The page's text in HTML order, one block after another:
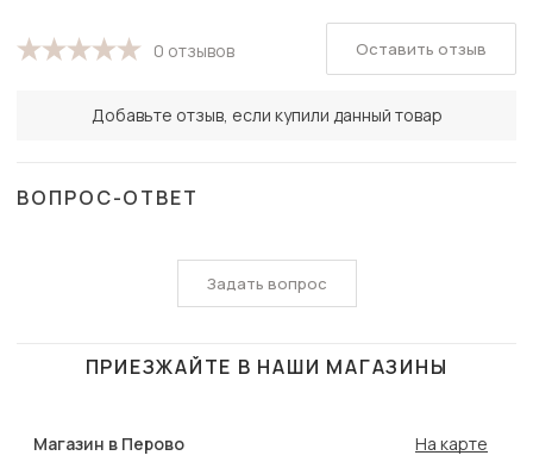
0 отзывов
Добавьте отзыв, если купили данный товар
Оставить отзыв
ВОПРОС-ОТВЕТ
Задать вопрос
ПРИЕЗЖАЙТЕ В НАШИ МАГАЗИНЫ
Магазин в Перово
На карте